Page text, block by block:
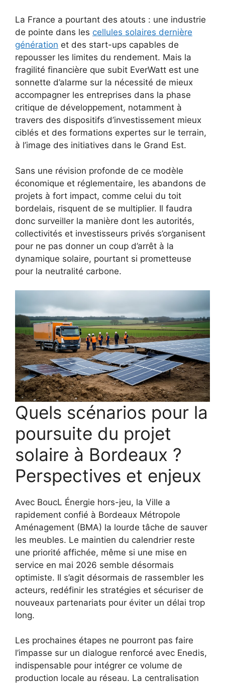
La France a pourtant des atouts : une industrie
de pointe dans les cellules solaires dernière
génération et des start-ups capables de
repousser les limites du rendement. Mais la
fragilité financière que subit EverWatt est une
sonnette d’alarme sur la nécessité de mieux
accompagner les entreprises dans la phase
critique de développement, notamment à
travers des dispositifs d’investissement mieux
ciblés et des formations expertes sur le terrain,
à l’image des initiatives dans le Grand Est.
Sans une révision profonde de ce modèle
économique et réglementaire, les abandons de
projets à fort impact, comme celui du toit
bordelais, risquent de se multiplier. Il faudra
donc surveiller la manière dont les autorités,
collectivités et investisseurs privés s’organisent
pour ne pas donner un coup d’arrêt à la
dynamique solaire, pourtant si prometteuse
pour la neutralité carbone.
Quels scénarios pour la
poursuite du projet
solaire à Bordeaux ?
Perspectives et enjeux
Avec BoucL Énergie hors-jeu, la Ville a
rapidement confié à Bordeaux Métropole
Aménagement (BMA) la lourde tâche de sauver
les meubles. Le maintien du calendrier reste
une priorité affichée, même si une mise en
service en mai 2026 semble désormais
optimiste. Il s’agit désormais de rassembler les
acteurs, redéfinir les stratégies et sécuriser de
nouveaux partenariats pour éviter un délai trop
long.
Les prochaines étapes ne pourront pas faire
l’impasse sur un dialogue renforcé avec Enedis,
indispensable pour intégrer ce volume de
production locale au réseau. La centralisation